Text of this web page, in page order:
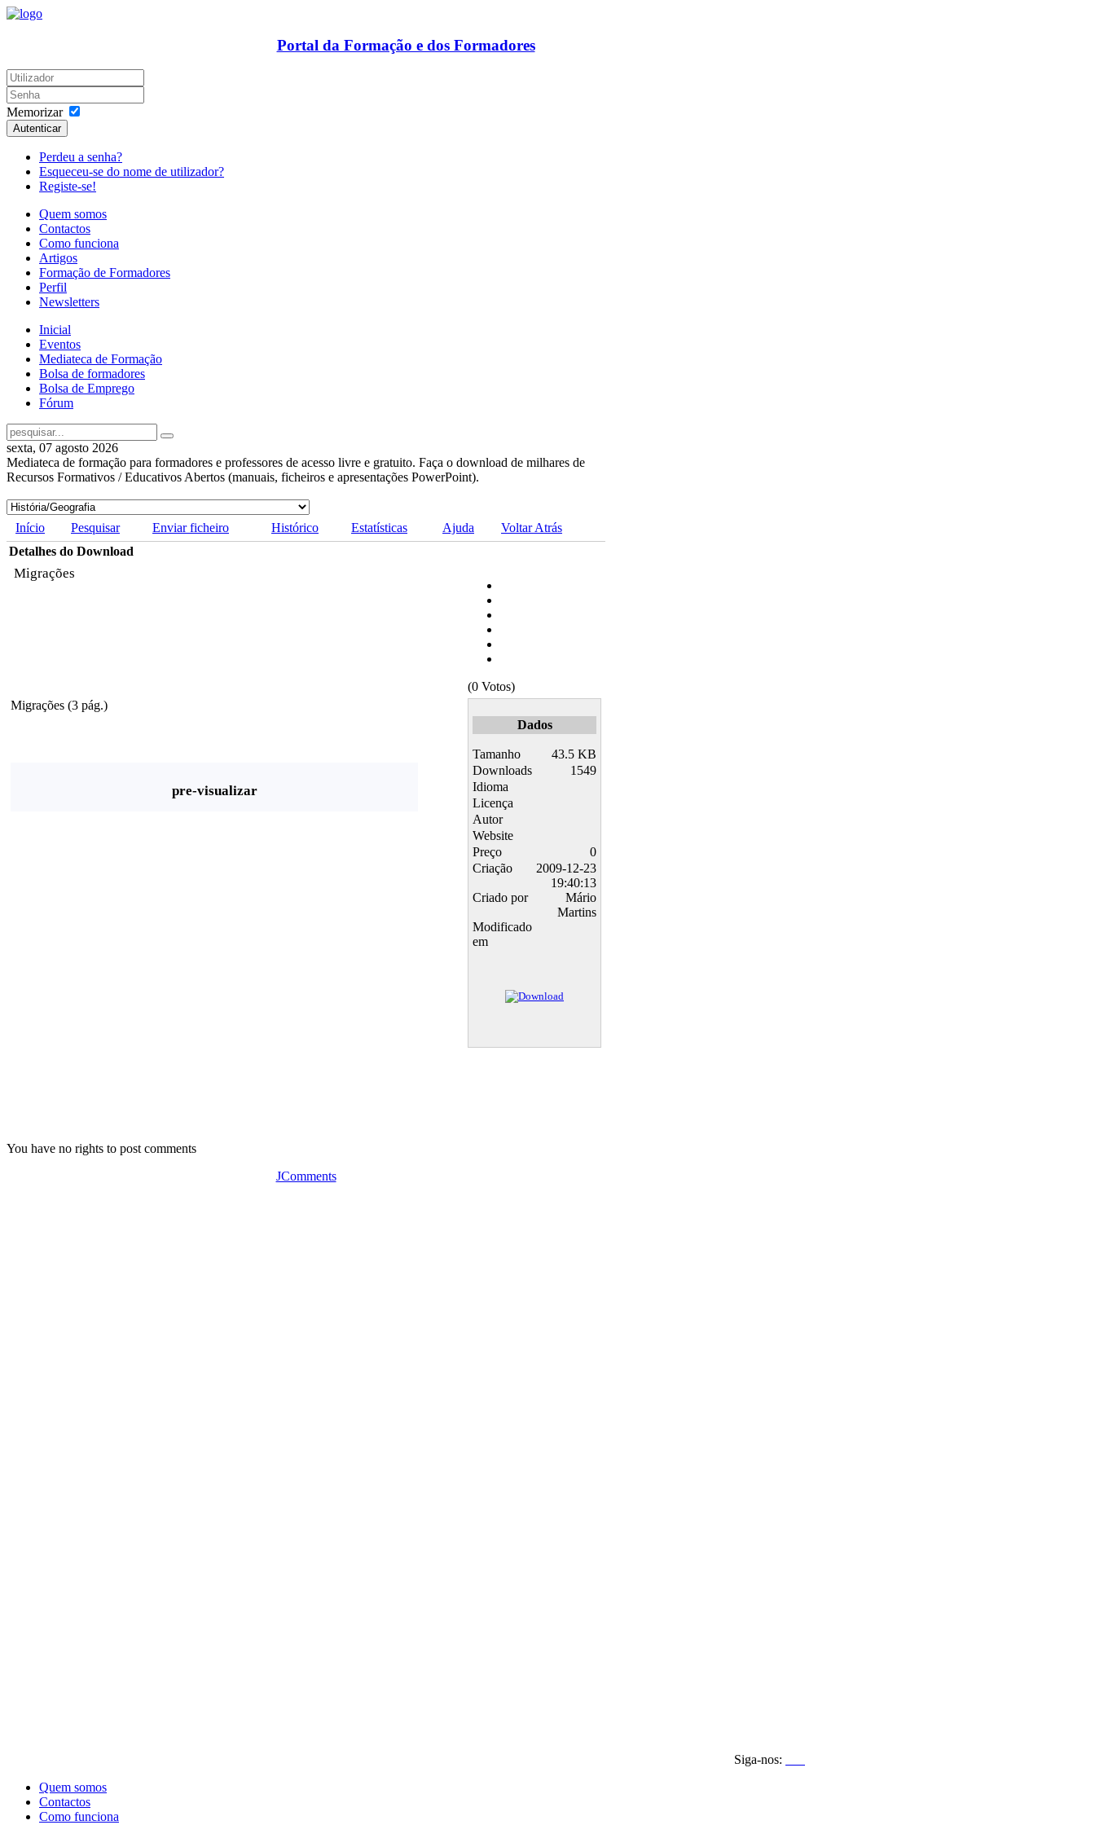
Portal da Formação e dos Formadores
Memorizar
Autenticar
Perdeu a senha?
Esqueceu-se do nome de utilizador?
Registe-se!
Quem somos
Contactos
Como funciona
Artigos
Formação de Formadores
Perfil
Newsletters
Inicial
Eventos
Mediateca de Formação
Bolsa de formadores
Bolsa de Emprego
Fórum
sexta, 07 agosto 2026
Mediateca de formação para formadores e professores de acesso livre e gratuito. Faça o download de milhares de
Recursos Formativos / Educativos Abertos (manuais, ficheiros e apresentações PowerPoint).
Início Pesquisar Enviar ficheiro Histórico Estatísticas Ajuda
Voltar Atrás
Detalhes do Download
Migrações
(0 Votos)
Migrações (3 pág.)
pre-visualizar
Dados
Tamanho
43.5 KB
Downloads
1549
Idioma
Licença
Autor
Website
Preço
0
Criação
2009-12-23
19:40:13
Criado por
Mário
Martins
Modificado
em
You have no rights to post comments
JComments
Siga-nos:
Quem somos
Contactos
Como funciona